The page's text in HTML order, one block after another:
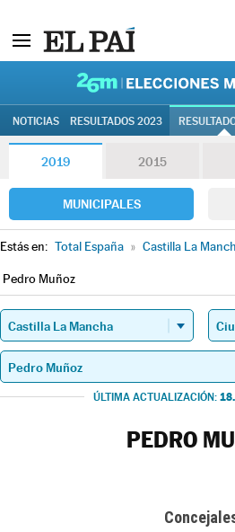
NOTICIAS RESULTADOS 2023
2019 2015
MUNICIPALES
Estás en: Total España » Castilla La
Pedro Muñoz
ÚLTIMA ACTUALIZACIÓN:
PEDRO